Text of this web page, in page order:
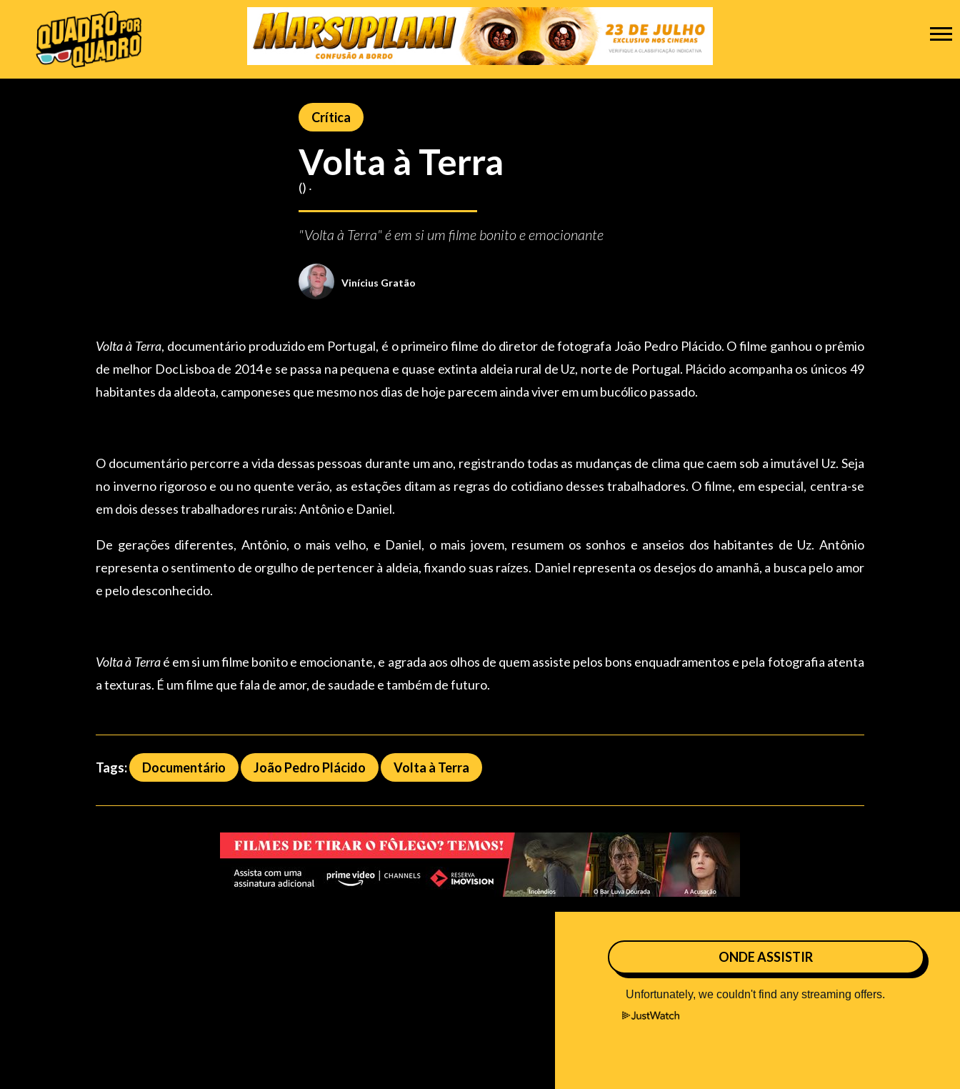
Crítica
Volta à Terra
() ‧
"Volta à Terra" é em si um filme bonito e emocionante
Viní­cius Gratão
Volta à Terra, documentário produzido em Portugal, é o primeiro filme do diretor de fotografa João Pedro Plácido. O filme ganhou o prêmio
de melhor DocLisboa de 2014 e se passa na pequena e quase extinta aldeia rural de Uz, norte de Portugal. Plácido acompanha os únicos 49
habitantes da aldeota, camponeses que mesmo nos dias de hoje parecem ainda viver em um bucólico passado.
O documentário percorre a vida dessas pessoas durante um ano, registrando todas as mudanças de clima que caem sob a imutável Uz. Seja
no inverno rigoroso e ou no quente verão, as estações ditam as regras do cotidiano desses trabalhadores. O filme, em especial, centra-se
em dois desses trabalhadores rurais: Antônio e Daniel.
De gerações diferentes, Antônio, o mais velho, e Daniel, o mais jovem, resumem os sonhos e anseios dos habitantes de Uz. Antônio
representa o sentimento de orgulho de pertencer à aldeia, fixando suas raízes. Daniel representa os desejos do amanhã, a busca pelo amor
e pelo desconhecido.
Volta à Terraé em si um filme bonito e emocionante, e agrada aos olhos de quem assiste pelos bons enquadramentos e pela fotografia atenta
a texturas. É um filme que fala de amor, de saudade e também de futuro.
Tags: Documentário João Pedro Plácido Volta à Terra
ONDE ASSISTIR